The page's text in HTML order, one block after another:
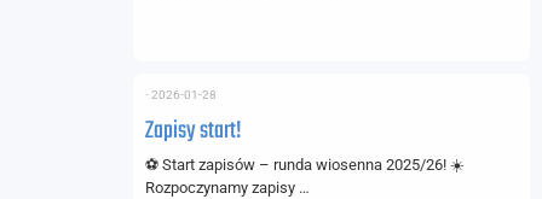
Zapisy start!
⋅ 2026-01-28
⚽ Start zapisów – runda wiosenna 2025/26! ☀️
Rozpoczynamy zapisy …